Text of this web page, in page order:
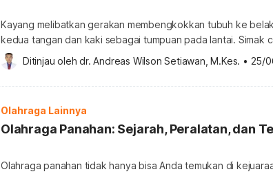
Kayang melibatkan gerakan membengkokkan tubuh ke
kedua tangan dan kaki sebagai tumpuan pada lantai. Simak
melakukan gerakan kayang dan manfaat kesehatannya
melakukan gerakan kayang dengan aman Gerakan kayang
salah satu pose yoga bernama wheel pose atau urdhva
membutuhkan […]
Ditinjau oleh dr. Andreas Wilson Setiawan, M.Kes. • 25/
Olahraga Lainnya
Olahraga Panahan: Sejarah, Peralatan, dan
Olahraga panahan tidak hanya bisa Anda temukan di